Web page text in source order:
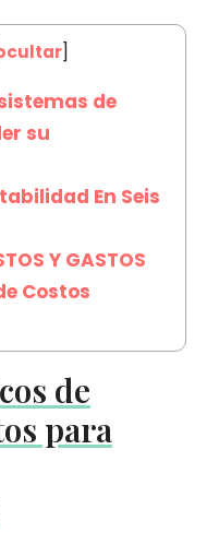
]
de
su
En Seis
Y GASTOS
Costos
de
para